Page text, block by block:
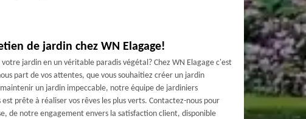
de jardin chez WN Elagage!
jardin en un véritable paradis végétal? Chez WN Elagage c'est
part de vos attentes, que vous souhaitiez créer un jardin
un jardin impeccable, notre équipe de jardiniers
prête à réaliser vos rêves les plus verts. Contactez-nous pour
de notre engagement envers la satisfaction client, disponible